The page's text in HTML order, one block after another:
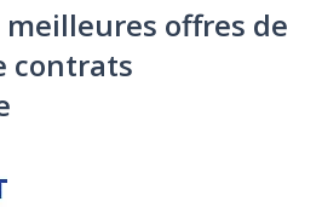
meilleures offres de
contrats